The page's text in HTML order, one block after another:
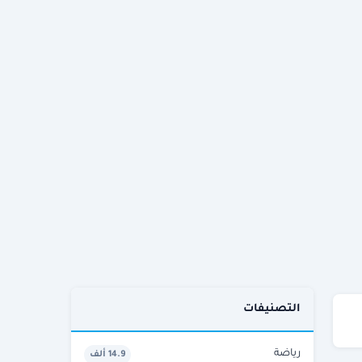
التصنيفات
رياضة 14.9 ألف